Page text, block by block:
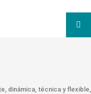
dinámica, técnica y flexible,